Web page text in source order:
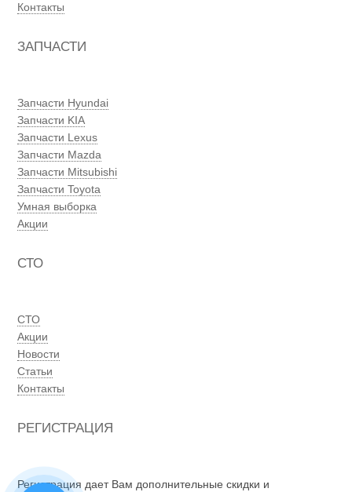
Контакты
ЗАПЧАСТИ
Запчасти Hyundai
Запчасти KIA
Запчасти Lexus
Запчасти Mazda
Запчасти Mitsubishi
Запчасти Toyota
Умная выборка
Акции
СТО
СТО
Акции
Новости
Статьи
Контакты
РЕГИСТРАЦИЯ
Регистрация дает Вам дополнительные скидки и